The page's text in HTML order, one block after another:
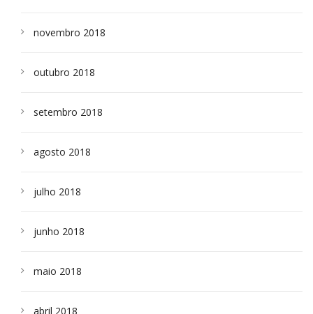
novembro 2018
outubro 2018
setembro 2018
agosto 2018
julho 2018
junho 2018
maio 2018
abril 2018